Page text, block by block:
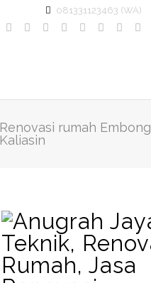
081331123463 (WA)
Renovasi rumah Embong
Kaliasin